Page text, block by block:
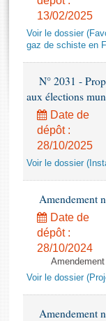
Textes adoptés
Rapports
Rapports
Rapports
Rapports sur
Baromètre de
Budget et
Comptes rendus
Anciennes
Liens vers
13/02/2025
Voir le dossier
gaz de schiste en
N° 2031 -
aux élections
Date de
dépôt :
28/10/2025
Voir le dossier
Amendement
Date de
dépôt :
28/10/2024
Voir le dossier
Amendement